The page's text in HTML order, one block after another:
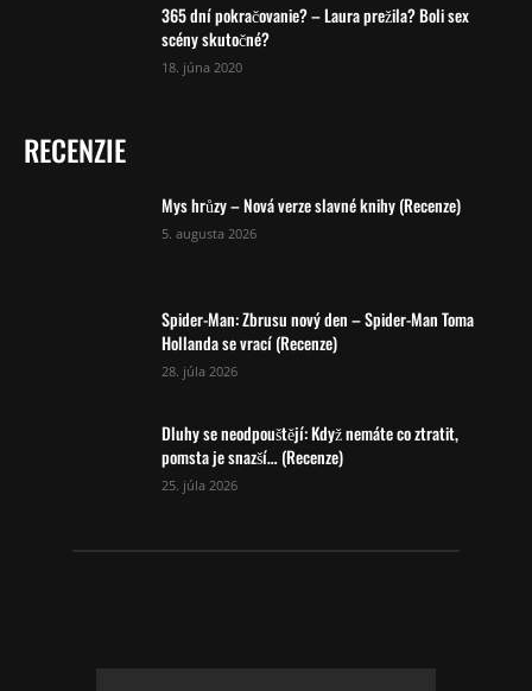
365 dní pokračovanie? – Laura prežila? Boli sex
scény skutočné?
18. júna 2020
RECENZIE
Mys hrůzy – Nová verze slavné knihy (Recenze)
5. augusta 2026
Spider-Man: Zbrusu nový den – Spider-Man Toma
Hollanda se vrací (Recenze)
28. júla 2026
Dluhy se neodpouštějí: Když nemáte co ztratit,
pomsta je snazší… (Recenze)
25. júla 2026